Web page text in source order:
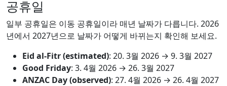
공휴일
일부 공휴일은 이동 공휴일이라 매년 날짜가 다릅니다. 2026
년에서 2027년으로 날짜가 어떻게 바뀌는지 확인해 보세요.
Eid al-Fitr (estimated): 20. 3월 2026 → 9. 3월 2027
Good Friday: 3. 4월 2026 → 26. 3월 2027
ANZAC Day (observed): 27. 4월 2026 → 26. 4월 2027